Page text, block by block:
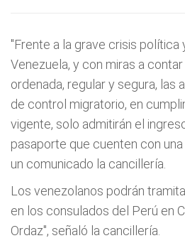
"Frente a la grave crisis política
Venezuela, y con miras a
ordenada, regular y segura, las
de control migratorio, en
vigente, solo admitirán el
pasaporte que cuenten con una
un comunicado la cancillería.
Los venezolanos podrán
en los consulados del Perú en
Ordaz", señaló la cancillería.